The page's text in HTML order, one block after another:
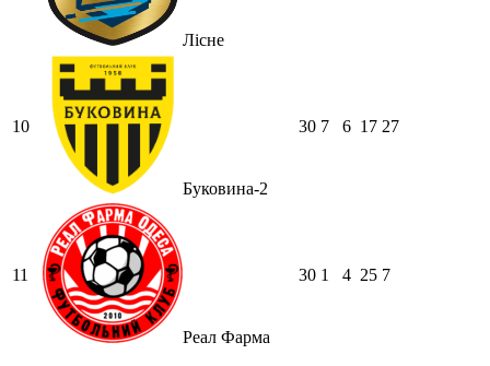
Лісне
10
Буковина-2
30 7 6 17 27
11
Реал Фарма
30 1 4 25 7